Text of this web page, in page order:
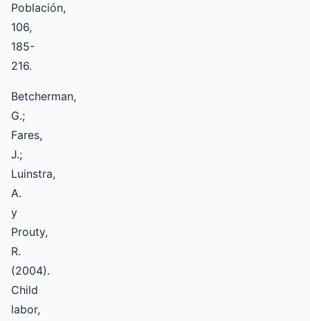
Población,
106,
185-
216.
Betcherman,
G.;
Fares,
J.;
Luinstra,
A.
y
Prouty,
R.
(2004).
Child
labor,